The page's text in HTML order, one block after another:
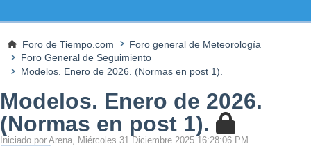
Foro de Tiempo.com
Foro general de Meteorología
Foro General de Seguimiento
Modelos. Enero de 2026. (Normas en post 1).
Modelos. Enero de 2026.
(Normas en post 1).
Iniciado por Arena, Miércoles 31 Diciembre 2025 16:28:06 PM